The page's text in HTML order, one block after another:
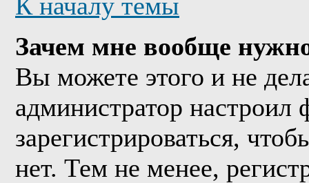
Зачем мне вообще
Вы можете этого и не
администратор
зарегистрироваться,
нет. Тем не менее,